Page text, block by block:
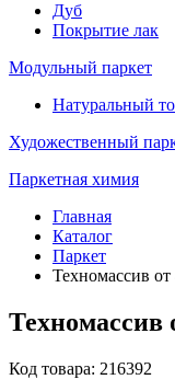
Дуб
Покрытие лак
Модульный паркет
Натуральный
Художественный
Паркетная химия
Главная
Каталог
Паркет
Техномассив
Техномассив
Код товара: 216392